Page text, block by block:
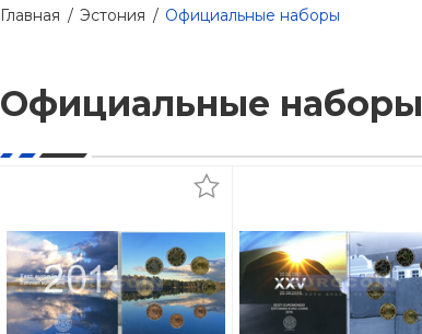
Главная Эстония Официальные наборы
Официальные наборы